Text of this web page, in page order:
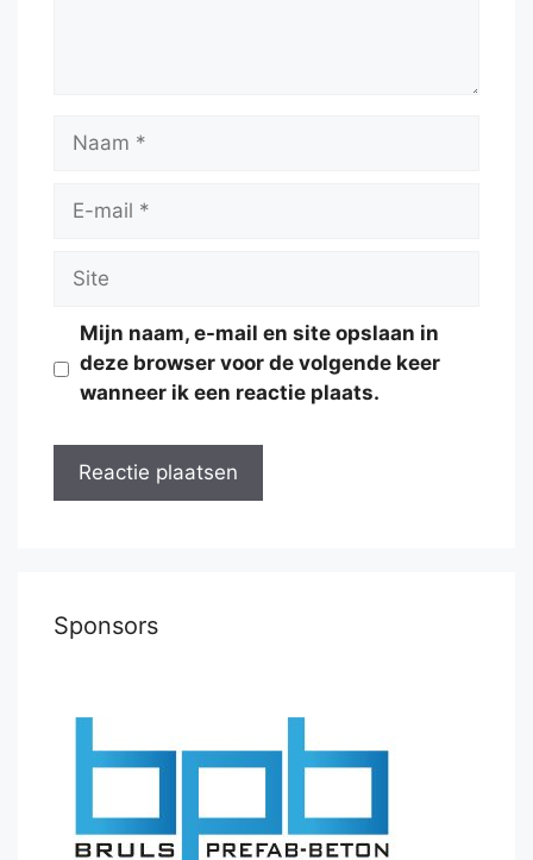
Naam
Site
Mijn naam, e-mail en site opslaan in
deze browser voor de volgende keer
wanneer ik een reactie plaats.
Sponsors